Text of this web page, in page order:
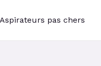
Aspirateurs pas chers